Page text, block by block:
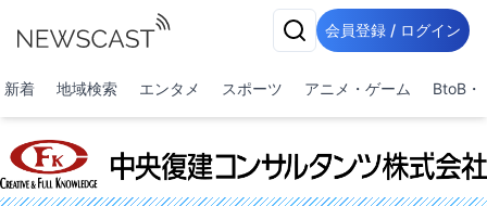
会員登録 / ログイン
新着 地域検索 エンタメ スポーツ アニメ・ゲーム BtoB・